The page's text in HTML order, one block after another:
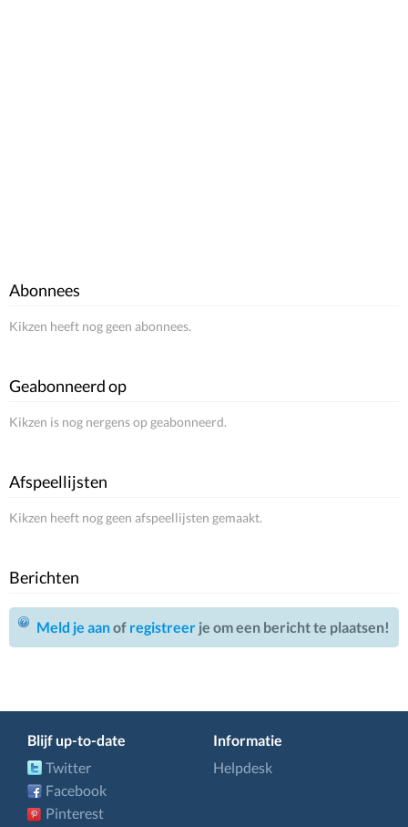
Abonnees
Kikzen heeft nog geen abonnees.
Geabonneerd op
Kikzen is nog nergens op geabonneerd.
Afspeellijsten
Kikzen heeft nog geen afspeellijsten gemaakt.
Berichten
Meld je aanof registreer je om een bericht te plaatsen!
Blijf up-to-date
Twitter
Facebook
Pinterest
Informatie
Helpdesk